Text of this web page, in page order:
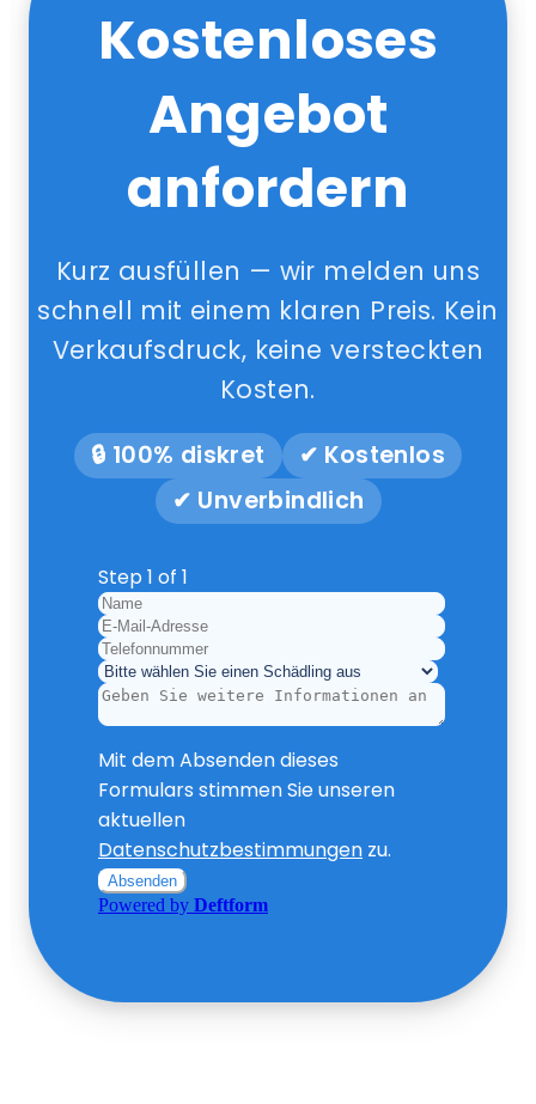
Kostenloses
Angebot
anfordern
Kurz ausfüllen — wir melden uns
schnell mit einem klaren Preis. Kein
Verkaufsdruck, keine versteckten
Kosten.
🔒 100% diskret
✔ Kostenlos
✔ Unverbindlich